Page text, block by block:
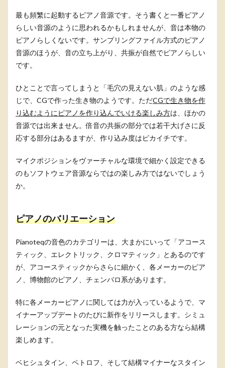
最も頻繁に起動するピアノ音源です。そう書くと一番ピアノ
らしい音源のように思われるかもしれませんが、音は本物の
ピアノらしくないです。サンプリングファイル方式のピアノ
音源のほうが、音の立ち上がり、共振が自然でピアノらしい
です。
ひとことで言ってしまうと「毛穴の見えない肌」のような感
じで、CGで作った生き物のようです。ただCGで生き物を作
り込むようにピアノを作り込んでいける楽しみ方は、ほかの
音源では出来ません。倍音の共振の部分では若干大げさに反
応する部分はあるますが、作り込み度はピカイチです。
マイクポジションをヴァーチャルな環境で細かく設定できる
のもソフトウェア音源ならではの楽しみ方ではないでしょう
か。
ピアノのバリエーション
Pianoteqの音色のカテゴリーは、大まかにいって「アコース
ティック、エレクトリック、クロマティック」とあるのです
が、アコースティックからさらに細かく、各メーカーのピア
ノ、博物館のピアノ、チェンバロ系があります。
特に各メーカーピアノに関しては力が入っているようで、マ
イナーアップデートのたびに新作をリリースします。シミュ
レーションの元となった実機を触ったことのある方なら結構
楽しめます。
ベヒシュタイン、ペトロフ、そして結構マイナーなスタイン